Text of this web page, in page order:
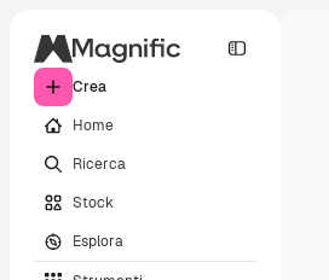
Crea
Home
Ricerca
Stock
Esplora